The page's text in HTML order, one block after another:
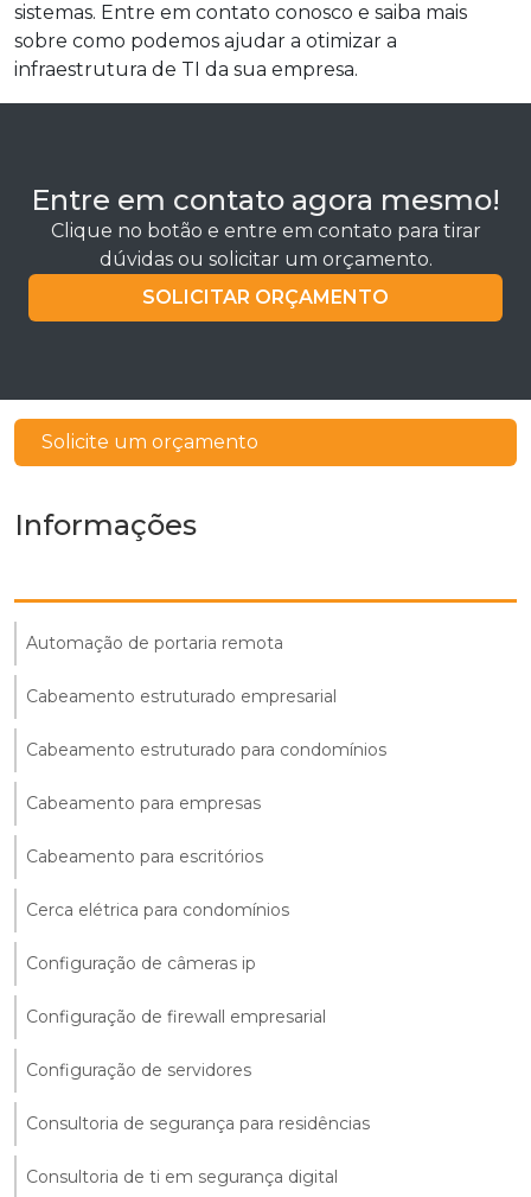
sistemas. Entre em contato conosco e saiba mais
sobre como podemos ajudar a otimizar a
infraestrutura de TI da sua empresa.
Entre em contato agora mesmo!
Clique no botão e entre em contato para tirar
dúvidas ou solicitar um orçamento.
SOLICITAR ORÇAMENTO
Solicite um orçamento
Informações
Automação de portaria remota
Cabeamento estruturado empresarial
Cabeamento estruturado para condomínios
Cabeamento para empresas
Cabeamento para escritórios
Cerca elétrica para condomínios
Configuração de câmeras ip
Configuração de firewall empresarial
Configuração de servidores
Consultoria de segurança para residências
Consultoria de ti em segurança digital